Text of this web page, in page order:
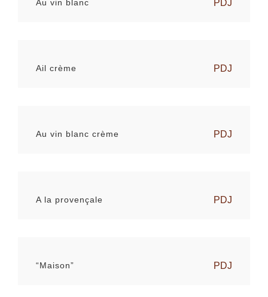
Au vin blanc PDJ
Ail crème PDJ
Au vin blanc crème PDJ
A la provençale PDJ
“Maison” PDJ